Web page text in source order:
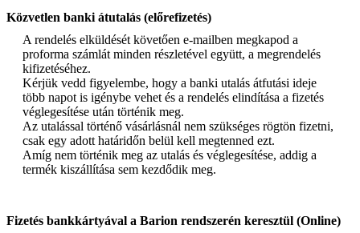
Közvetlen banki átutalás (előrefizetés)
A rendelés elküldését követően e-mailben megkapod a
proforma számlát minden részletével együtt, a megrendelés
kifizetéséhez.
Kérjük vedd figyelembe, hogy a banki utalás átfutási ideje
több napot is igénybe vehet és a rendelés elindítása a fizetés
véglegesítése után történik meg.
Az utalással történő vásárlásnál nem szükséges rögtön fizetni,
csak egy adott határidőn belül kell megtenned ezt.
Amíg nem történik meg az utalás és véglegesítése, addig a
termék kiszállítása sem kezdődik meg.
Fizetés bankkártyával a Barion rendszerén keresztül (Online)